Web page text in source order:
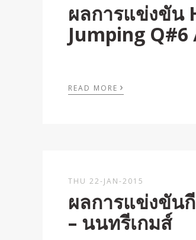
ผลการแข่งขัน
Jumping Q#6
READ MORE ›
THU 22-JAN-2015
ผลการแข่งขัน
– นนทรีเกมส์